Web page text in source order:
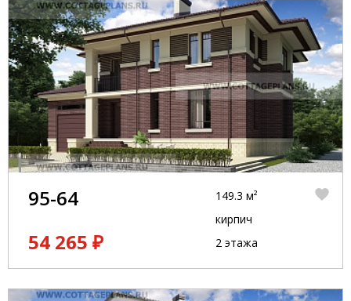
95-64
54 265 ₽
149.3 м²
кирпич
2 этажа